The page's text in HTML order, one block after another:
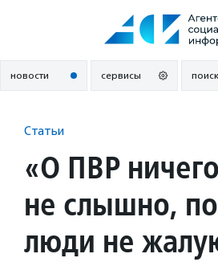
новости сервисы поиск
Статьи
«О ПВР ничего
не слышно,
люди не